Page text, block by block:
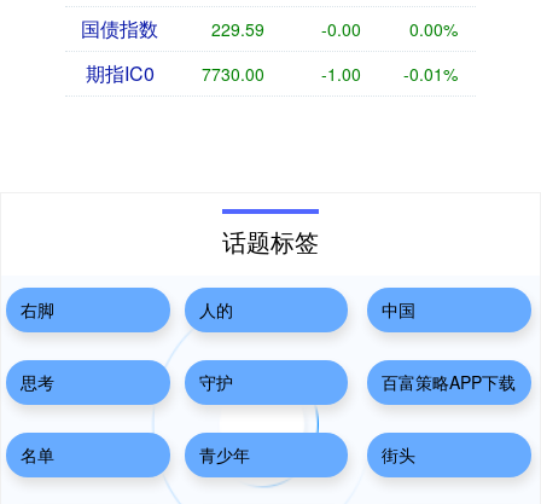
国债指数 229.59 -0.00 0.00%
期指IC0 7730.00 -1.00 -0.01%
话题标签
右脚 人的 中国
思考 守护 百富策略APP下载
名单 青少年 街头